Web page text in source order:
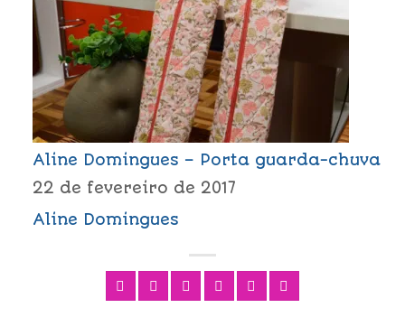
Aline Domingues – Porta guarda-chuva
22 de fevereiro de 2017
Aline Domingues